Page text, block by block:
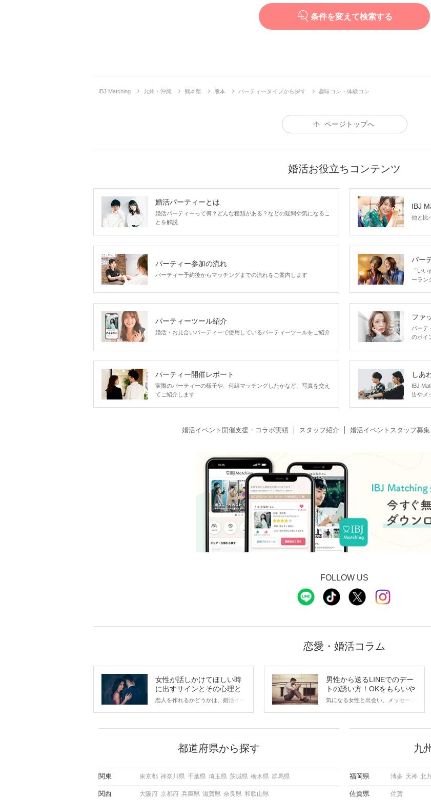
条件を変えて検索する
IBJ Matching 九州・沖縄 熊本県 熊本 パーティータイプから探す 趣味コン・体験コン
ページトップへ
婚活お役立ちコンテンツ
婚活パーティーとは
婚活パーティーって何？どんな種類がある？などの疑問や気になるこ
とを解説
IBJ
他と比
パーティー参加の流れ
パーティー予約後からマッチングまでの流れをご案内します
パー
「い
ーラン
パーティーツール紹介
婚活・お見合いパーティーで使用しているパーティーツールをご紹介
ファ
パーテ
のポイ
パーティー開催レポート
実際のパーティーの様子や、何組マッチングしたかなど、写真を交え
てご紹介します
しあ
IBJ
告やメ
婚活イベント開催支援・コラボ実績 スタッフ紹介 婚活イベントスタッフ募集
FOLLOW US
恋愛・婚活コラム
女性が話しかけてほしい時
に出すサインとその心理と
は？
恋人を作れるかどうかは、婚活イベ
から恋人作りを本格的に始めようと
している方は、女性が異性を求めて
この記事では、女性が話しかけて欲
しく解説した後、婚活イベントで実
男性から送るLINEでのデー
トの誘い方！OKをもらいや
すいメッセージのコツは？
気になる女性と出会い、メッセージ
も混じえながら解説するので、ぜひ
都道府県から探す
関東 東京都 神奈川県 千葉県 埼玉県 茨城県 栃木県 群馬県
関西 大阪府 京都府 兵庫県 滋賀県 奈良県 和歌山県
九
福岡県 博多 天神 北
佐賀県 佐賀